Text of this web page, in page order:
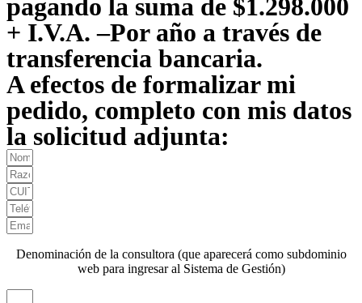
pagando la suma de $1.298.000
+ I.V.A. –Por año a través de
transferencia bancaria.
A efectos de formalizar mi
pedido, completo con mis datos
la solicitud adjunta:
Denominación de la consultora (que aparecerá como subdominio
web para ingresar al Sistema de Gestión)